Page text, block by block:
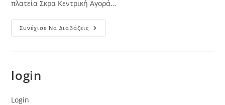
πλατεία Σκρα Κεντρική Αγορά…
Συνέχισε Να Διαβάζεις Διάφορες
Εταιρίες
login
Login